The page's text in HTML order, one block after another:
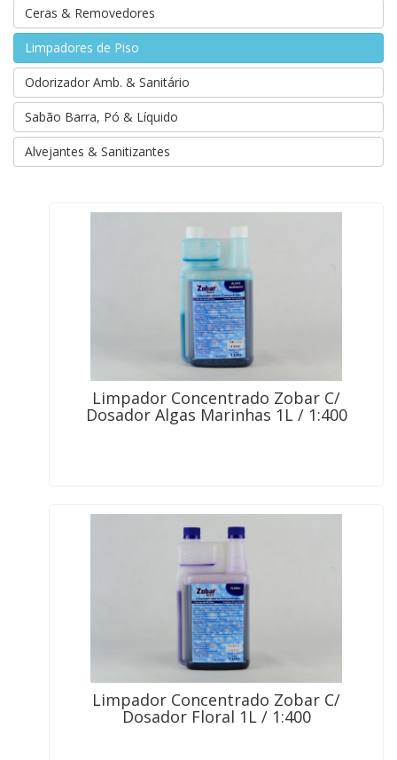
Ceras & Removedores
Limpadores de Piso
Odorizador Amb. & Sanitário
Sabão Barra, Pó & Líquido
Alvejantes & Sanitizantes
Limpador Concentrado Zobar C/
Dosador Algas Marinhas 1L / 1:400
Limpador Concentrado Zobar C/
Dosador Floral 1L / 1:400